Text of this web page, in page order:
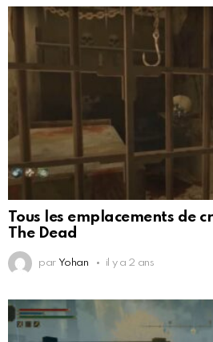
Tous les emplacements de
The Dead
par Yohan il y a 2 ans